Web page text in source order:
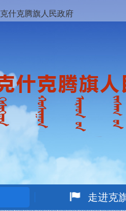
克什克腾旗人民政府
走进克